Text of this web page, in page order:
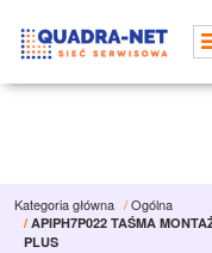
Kategoria główna /Ogólna
/ APIPH7P022 TAŚMA
PLUS